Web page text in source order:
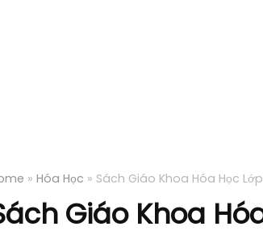
» Hóa Học » Sách Giáo Khoa Hóa Học
Giáo Khoa